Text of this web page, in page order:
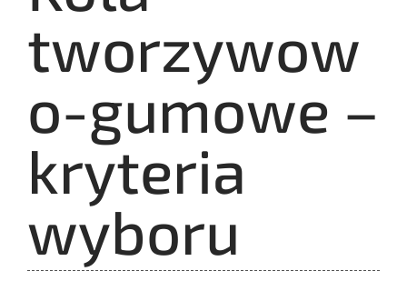
tworzywow
o-gumowe –
kryteria
wyboru